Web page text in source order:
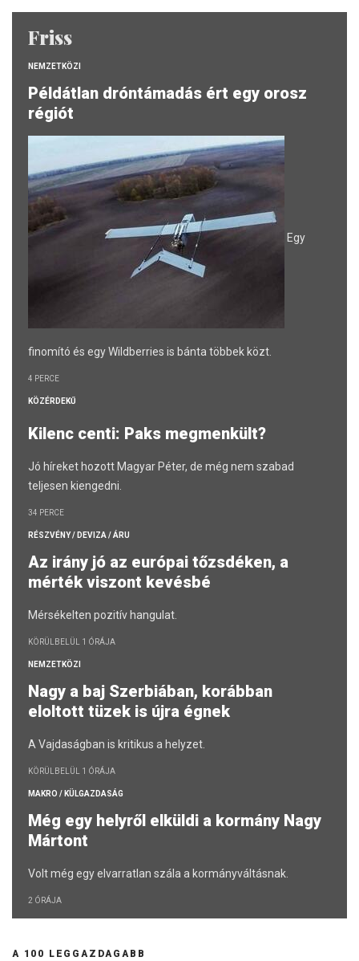
Friss
NEMZETKÖZI
Példátlan dróntámadás ért egy orosz
régiót
Egy
finomító és egy Wildberries is bánta többek közt.
4 PERCE
KÖZÉRDEKŰ
Kilenc centi: Paks megmenkült?
Jó híreket hozott Magyar Péter, de még nem szabad
teljesen kiengedni.
34 PERCE
RÉSZVÉNY / DEVIZA / ÁRU
Az irány jó az európai tőzsdéken, a
mérték viszont kevésbé
Mérsékelten pozitív hangulat.
KÖRÜLBELÜL 1 ÓRÁJA
NEMZETKÖZI
Nagy a baj Szerbiában, korábban
eloltott tüzek is újra égnek
A Vajdaságban is kritikus a helyzet.
KÖRÜLBELÜL 1 ÓRÁJA
MAKRO / KÜLGAZDASÁG
Még egy helyről elküldi a kormány Nagy
Mártont
Volt még egy elvarratlan szála a kormányváltásnak.
2 ÓRÁJA
A 100 LEGGAZDAGABB